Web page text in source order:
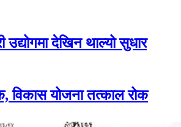
उद्योगमा देखिन थाल्यो सुधार
विकास योजना तत्काल रोक